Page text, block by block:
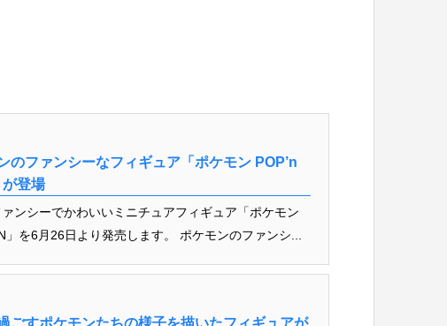
のファンシーなフィギュア「ポケモン POP’n
登場
ンシーでかわいいミニチュアフィギュア「ポケモン
を6月26日より発売します。 ポケモンのファンシ...
ごすポケモンたちの様子を描いたフィギュアが